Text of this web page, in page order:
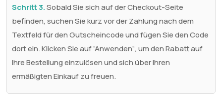
Schritt 3.Sobald Sie sich auf der Checkout-Seite
befinden, suchen Sie kurz vor der Zahlung nach dem
Textfeld für den Gutscheincode und fügen Sie den Code
dort ein. Klicken Sie auf “Anwenden“, um den Rabatt auf
Ihre Bestellung einzulösen und sich über Ihren
ermäßigten Einkauf zu freuen.